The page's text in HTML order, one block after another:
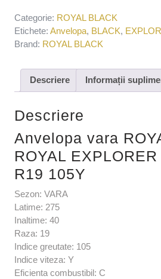
Categorie: ROYAL BLACK
Etichete: Anvelopa, BLACK,
Brand: ROYAL BLACK
Descriere Informații
Descriere
Anvelopa vara
ROYAL
R19 105Y
Sezon: VARA
Latime: 275
Inaltime: 40
Raza: 19
Indice greutate: 105
Indice viteza: Y
Eficienta combustibil: C